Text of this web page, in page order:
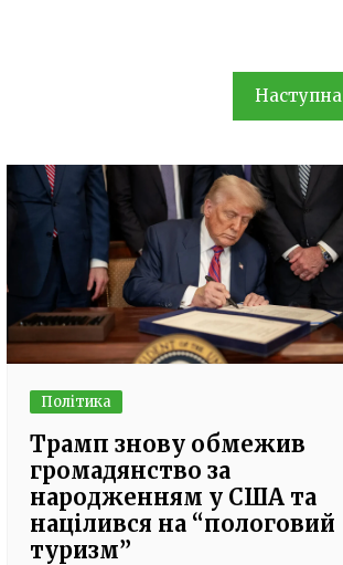
Наступна
Політика
Трамп знову обмежив
громадянство за
народженням у США та
націлився на “пологовий
туризм”